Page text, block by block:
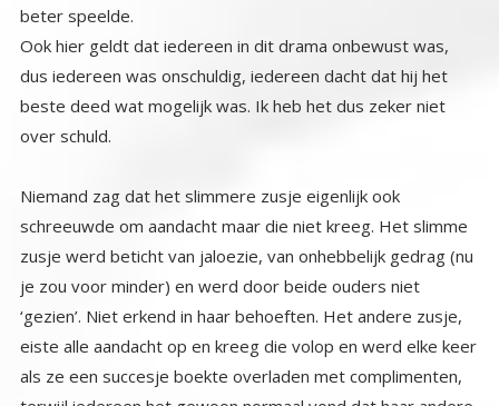
beter speelde.
Ook hier geldt dat iedereen in dit drama onbewust was,
dus iedereen was onschuldig, iedereen dacht dat hij het
beste deed wat mogelijk was. Ik heb het dus zeker niet
over schuld.
Niemand zag dat het slimmere zusje eigenlijk ook
schreeuwde om aandacht maar die niet kreeg. Het slimme
zusje werd beticht van jaloezie, van onhebbelijk gedrag (nu
je zou voor minder) en werd door beide ouders niet
‘gezien’. Niet erkend in haar behoeften. Het andere zusje,
eiste alle aandacht op en kreeg die volop en werd elke keer
als ze een succesje boekte overladen met complimenten,
terwijl iedereen het gewoon normaal vond dat haar andere